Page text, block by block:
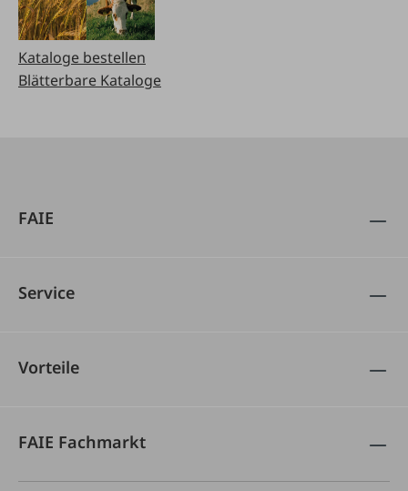
Kataloge bestellen
Blätterbare Kataloge
FAIE
Service
Vorteile
FAIE Fachmarkt